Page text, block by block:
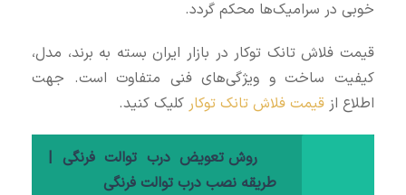
خوبی در سرامیک‌ها محکم گردد.
قیمت فلاش تانک توکار در بازار ایران بسته به برند، مدل،
کیفیت ساخت و ویژگی‌های فنی متفاوت است. جهت
اطلاع از قیمت فلاش تانک توکار کلیک کنید.
روش تعویض درب توالت فرنگی |
طریقه نصب درب توالت فرنگی